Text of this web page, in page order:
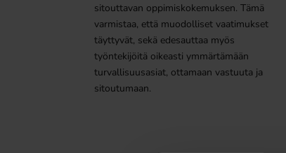
sitouttavan oppimiskokemuksen. Tämä
varmistaa, että muodolliset vaatimukset
täyttyvät, sekä edesauttaa myös
työntekijöitä oikeasti ymmärtämään
turvallisuusasiat, ottamaan vastuuta ja
sitoutumaan.